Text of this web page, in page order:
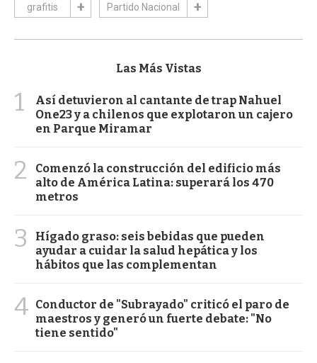
grafitis Partido Nacional
Las Más Vistas
1
Así detuvieron al cantante de trap Nahuel
One23 y a chilenos que explotaron un cajero
en Parque Miramar
2
Comenzó la construcción del edificio más
alto de América Latina: superará los 470
metros
3
Hígado graso: seis bebidas que pueden
ayudar a cuidar la salud hepática y los
hábitos que las complementan
4 Conductor de "Subrayado" criticó el paro de
maestros y generó un fuerte debate: "No
tiene sentido"